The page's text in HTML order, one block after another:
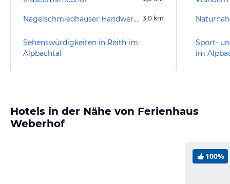
Nagelschmiedhäuser Handwerkskunst-Museum 3,0 km
Sehenswürdigkeiten in Reith im
Alpbachtal
Sport-
im
Hotels in der Nähe von Ferienhaus
Weberhof
100%